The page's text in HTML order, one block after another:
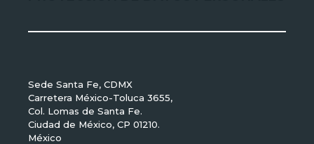
Sede Santa Fe, CDMX
Carretera México-Toluca 3655,
Col. Lomas de Santa Fe.
Ciudad de México, CP 01210.
México